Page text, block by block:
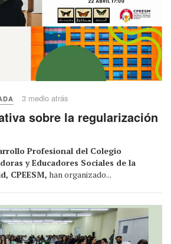
3 medio atrás
sobre la regularización
Profesional del Colegio
y Educadores Sociales de la
CPEESM, han organizado...